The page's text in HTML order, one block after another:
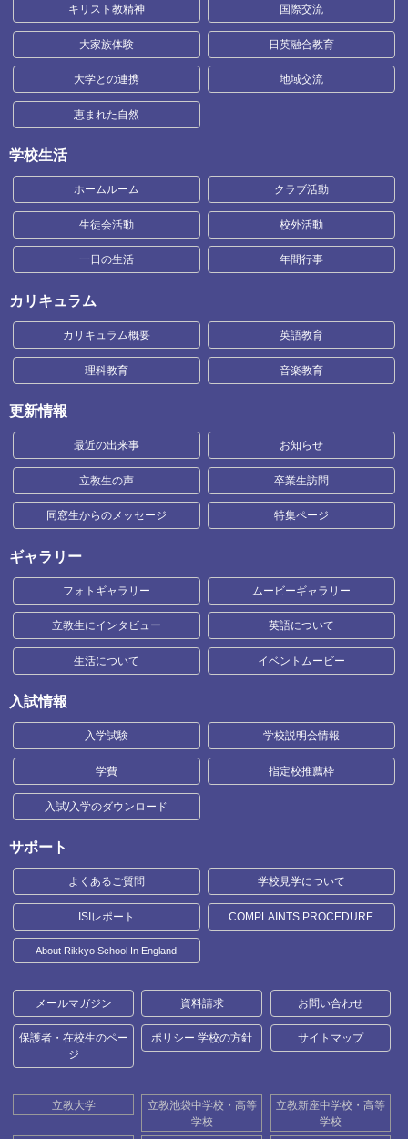
キリスト教精神 国際交流
大家族体験 日英融合教育
大学との連携 地域交流
恵まれた自然
学校生活
ホームルーム クラブ活動
生徒会活動 校外活動
一日の生活 年間行事
カリキュラム
カリキュラム概要 英語教育
理科教育 音楽教育
更新情報
最近の出来事 お知らせ
立教生の声 卒業生訪問
同窓生からのメッセージ 特集ページ
ギャラリー
フォトギャラリー ムービーギャラリー
立教生にインタビュー 英語について
生活について イベントムービー
入試情報
入学試験 学校説明会情報
学費 指定校推薦枠
入試/入学のダウンロード
サポート
よくあるご質問 学校見学について
ISIレポート COMPLAINTS PROCEDURE
About Rikkyo School In England
メールマガジン 資料請求 お問い合わせ
保護者・在校生のペー
ジ
ポリシー 学校の方針 サイトマップ
立教大学
立教池袋中学校・高等
学校
立教新座中学校・高等
学校